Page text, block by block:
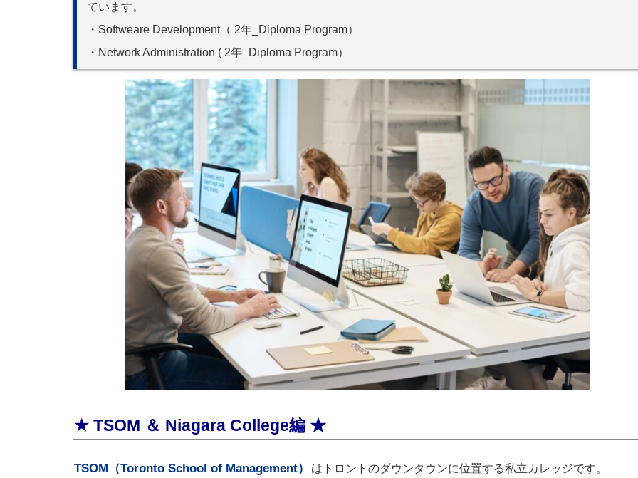
ています。
・Softweare Development（ 2年_Diploma Program）
・Network Administration ( 2年_Diploma Program）
★ TSOM ＆ Niagara College編 ★
TSOM（Toronto School of Management） はトロントのダウンタウンに位置する私立カレッジです。